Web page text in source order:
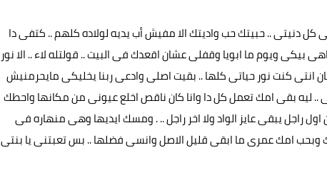
دنيتى .. حبيتك حب واديتك الا مفيش أب يديه لولاده كلهم .. كتفى دا
بيكى ويوم ما ابويا وقفلى عشان اقعدك فى البيت .. قولتله لاء .. الا نور
انتى كنت نور حياتى كلها .. بقيت اصلى وادعى ربنا يخليكى مايحرمنيش
.. ليه بقى امك تعمل كل دا وانا كان ناقص اخلع عيونى من مكانها واحطك
راجل يبقى عايز الواد ولا اخر راجل .. . ومسك ايديها وهى منهاره فى
وبحب امك عمرى ما ابقى قليل الاصل وانسى فضلها .. بس تعبتنى يا بنتى